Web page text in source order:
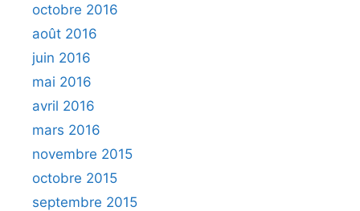
octobre 2016
août 2016
juin 2016
mai 2016
avril 2016
mars 2016
novembre 2015
octobre 2015
septembre 2015